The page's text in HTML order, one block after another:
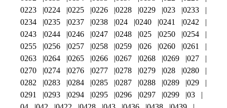
0223
0224 0225 0226 0228 0229 023
0233
0234
0235 0237 0238 024 0240 0241
0242
0243
0244 0246 0247 0248 025 0250
0254
0255
0256 0257 0258 0259 026 0260
0261
0263
0264 0265 0266 0267 0268 0269
027
0270
0274 0276 0277 0278 0279 028
0280
0282
0283 0284 0285 0287 0288 0289
029
0291
0293 0294 0295 0296 0297 0299
03